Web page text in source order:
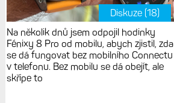
Diskuze (18)
Na několik dnů jsem odpojil hodinky
Fénixy 8 Pro od mobilu, abych zjistil, zda
se dá fungovat bez mobilního Connectu
v telefonu. Bez mobilu se dá obejít, ale
skřípe to